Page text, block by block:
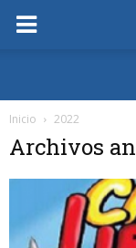
Inicio 2022
Archivos